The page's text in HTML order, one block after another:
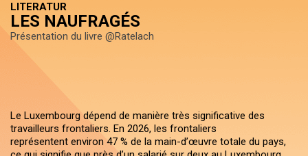
LITERATUR
LES NAUFRAGÉS
Présentation du livre @Ratelach
Le Luxembourg dépend de manière très significative des
travailleurs frontaliers. En 2026, les frontaliers
représentent environ 47 % de la main-d’œuvre totale du pays,